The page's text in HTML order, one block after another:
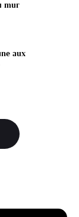
mur
aux